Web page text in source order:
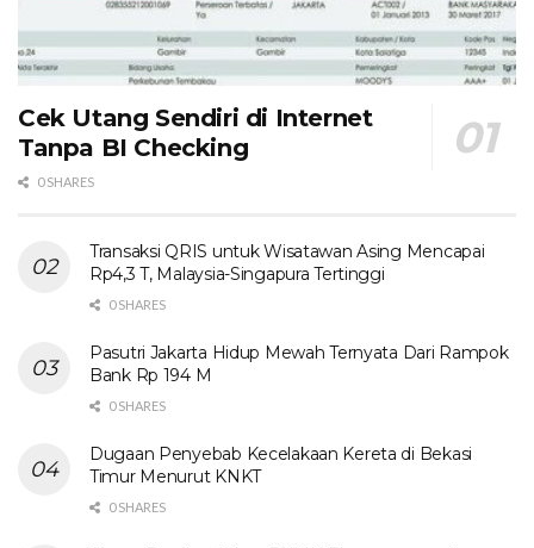
Cek Utang Sendiri di Internet
Tanpa BI Checking
0 SHARES
Transaksi QRIS untuk Wisatawan Asing Mencapai
Rp4,3 T, Malaysia-Singapura Tertinggi
0 SHARES
Pasutri Jakarta Hidup Mewah Ternyata Dari Rampok
Bank Rp 194 M
0 SHARES
Dugaan Penyebab Kecelakaan Kereta di Bekasi
Timur Menurut KNKT
0 SHARES